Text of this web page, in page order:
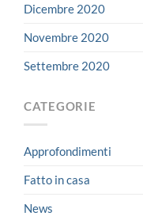
Dicembre 2020
Novembre 2020
Settembre 2020
CATEGORIE
Approfondimenti
Fatto in casa
News